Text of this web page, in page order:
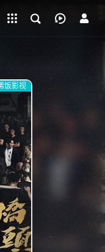
动漫 短剧
饭影视